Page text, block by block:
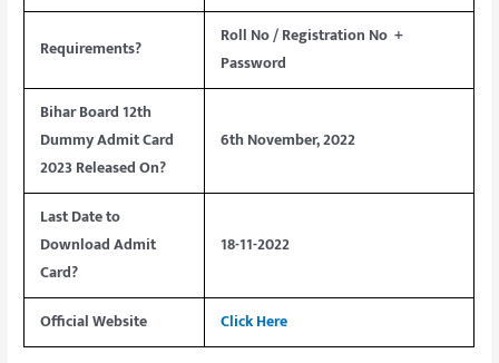
Requirements?
Roll No / Registration No +
Password
Bihar Board 12th
Dummy Admit Card
2023 Released On?
6th November, 2022
Last Date to
Download Admit
Card?
18-11-2022
Official Website Click Here